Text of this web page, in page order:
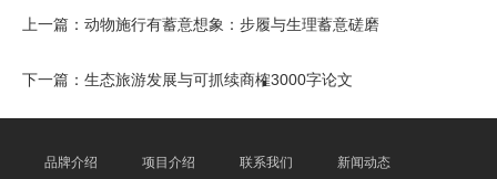
上一篇： 动物施行有蓄意想象：步履与生理蓄意磋磨
下一篇： 生态旅游发展与可抓续商榷3000字论文
品牌介绍 项目介绍 联系我们 新闻动态